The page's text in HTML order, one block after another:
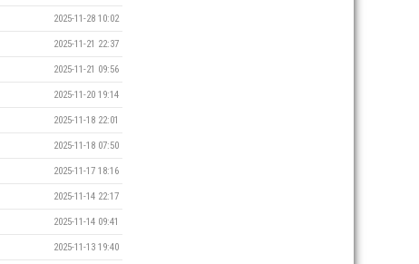
2025-11-28 10:02
2025-11-21 22:37
2025-11-21 09:56
2025-11-20 19:14
2025-11-18 22:01
2025-11-18 07:50
2025-11-17 18:16
2025-11-14 22:17
2025-11-14 09:41
2025-11-13 19:40